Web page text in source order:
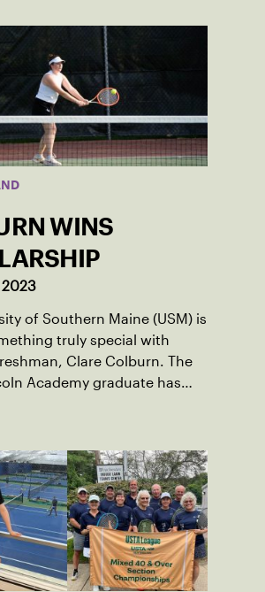
WINS
2023
of Southern Maine (USM) is
truly special with
Clare Colburn. The
Academy graduate has
ME and those around her
her childhood.